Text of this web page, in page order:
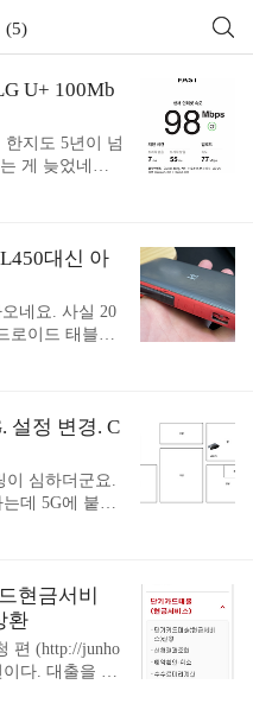
(5)
U+ 100Mb
지도 5년이 넘
게 늦었네요.
약정 끝나면 갈
고 네이버 크로
비스도 있어
한 위약금 메
무튼 인터넷
유기 있는 방
폰 12 Pro Ma
거 같기도 한
대신 아
네요. 사실 20
로이드 태블릿
월은 2015년 5
받았던 기기는
. 전원 버튼
요. 배터리 수
가는 거 같지는
요즘 나오는 E
편이고요. 무
급할 때 아이폰
설정 변경. C
이 심하더군요.
데 5G에 붙어
졌습니다. 집
려본 집의 구
기를 거실에 두
다. 이상하게
잘 잡히더군
기는 LINKSY
고로 구입했으
현금서비
환
편 (http://junho
다. 대출을 받
다. 깜박 잊고